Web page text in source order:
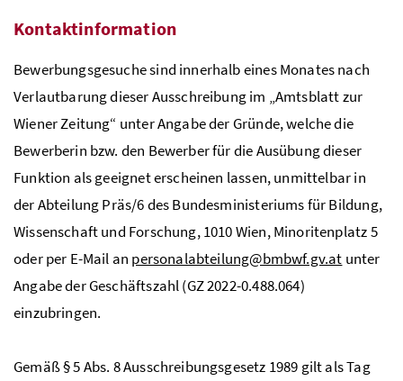
Kontaktinformation
Bewerbungsgesuche sind innerhalb eines Monates nach
Verlautbarung dieser Ausschreibung im „Amtsblatt zur
Wiener Zeitung“ unter Angabe der Gründe, welche die
Bewerberin bzw. den Bewerber für die Ausübung dieser
Funktion als geeignet erscheinen lassen, unmittelbar in
der Abteilung Präs/6 des Bundesministeriums für Bildung,
Wissenschaft und Forschung, 1010 Wien, Minoritenplatz 5
oder per E-Mail an personalabteilung@bmbwf.gv.at unter
Angabe der Geschäftszahl (GZ 2022-0.488.064)
einzubringen.
Gemäß§5Abs. 8 Ausschreibungsgesetz 1989 gilt als Tag